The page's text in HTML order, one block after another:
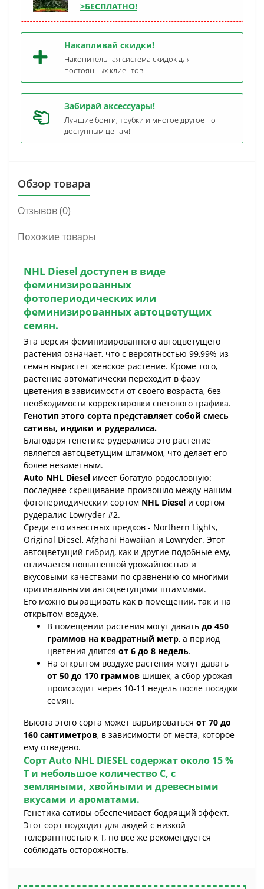
>БЕСПЛАТНО!
Накапливай скидки!
Накопительная система скидок для
постоянных клиентов!
Забирай аксессуары!
Лучшие бонги, трубки и многое другое по
доступным ценам!
Обзор товара
Отзывов (0)
Похожие товары
NHL Diesel доступен в виде
феминизированных
фотопериодических или
феминизированных автоцветущих
семян.
Эта версия феминизированного автоцветущего
растения означает, что с вероятностью 99,99% из
семян вырастет женское растение. Кроме того,
растение автоматически переходит в фазу
цветения в зависимости от своего возраста, без
необходимости корректировки светового графика.
Генотип этого сорта представляет собой смесь
сативы, индики и рудералиса.
Благодаря генетике рудералиса это растение
является автоцветущим штаммом, что делает его
более незаметным.
Auto NHL Diesel имеет богатую родословную:
последнее скрещивание произошло между нашим
фотопериодическим сортом NHL Diesel и сортом
рудералис Lowryder #2.
Среди его известных предков - Northern Lights,
Original Diesel, Afghani Hawaiian и Lowryder. Этот
автоцветущий гибрид, как и другие подобные ему,
отличается повышенной урожайностью и
вкусовыми качествами по сравнению со многими
оригинальными автоцветущими штаммами.
Его можно выращивать как в помещении, так и на
открытом воздухе.
В помещении растения могут давать до 450
граммов на квадратный метр, а период
цветения длится от 6 до 8 недель.
На открытом воздухе растения могут давать
от 50 до 170 граммов шишек, а сбор урожая
происходит через 10-11 недель после посадки
семян.
Высота этого сорта может варьироваться от 70 до
160 сантиметров, в зависимости от места, которое
ему отведено.
СортAuto NHL DIESELсодержат около 15 %
Т и небольшое количество С, с
земляными, хвойными и древесными
вкусами и ароматами.
Генетика сативы обеспечивает бодрящий эффект.
Этот сорт подходит для людей с низкой
толерантностью к Т, но все же рекомендуется
соблюдать осторожность.